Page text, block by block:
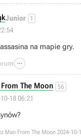
bo zdobywasz je po
wszystkie życia
Junior 1
na mapie gry.

The Moon 56
18 06:21
Man From The Moon 2024-10-